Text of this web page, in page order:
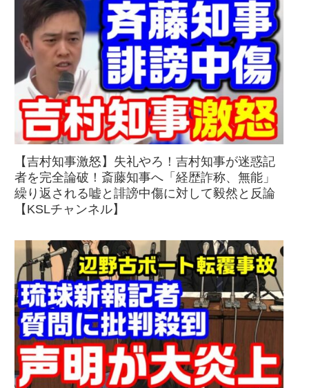
【吉村知事激怒】失礼やろ！吉村知事が迷惑記
者を完全論破！斎藤知事へ「経歴詐称、無能」
繰り返される嘘と誹謗中傷に対して毅然と反論
【KSLチャンネル】